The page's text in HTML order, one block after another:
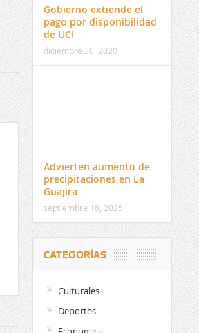
Gobierno extiende el
pago por disponibilidad
de UCI
diciembre 30, 2020
Advierten aumento de
precipitaciones en La
Guajira
septiembre 18, 2025
CATEGORÍAS
Culturales
Deportes